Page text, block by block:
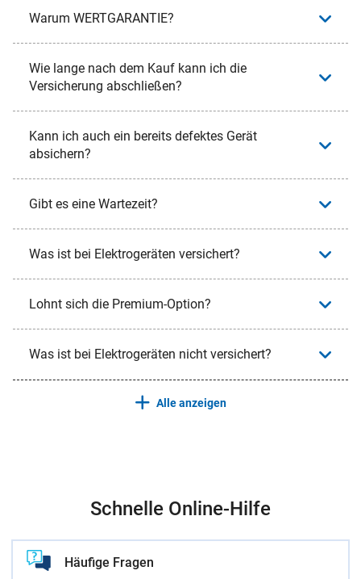
Warum WERTGARANTIE?
Wie lange nach dem Kauf kann ich die
Versicherung abschließen?
Kann ich auch ein bereits defektes Gerät
absichern?
Gibt es eine Wartezeit?
Was ist bei Elektrogeräten versichert?
Lohnt sich die Premium-Option?
Was ist bei Elektrogeräten nicht versichert?
Alle anzeigen
Schnelle Online-Hilfe
Häufige Fragen